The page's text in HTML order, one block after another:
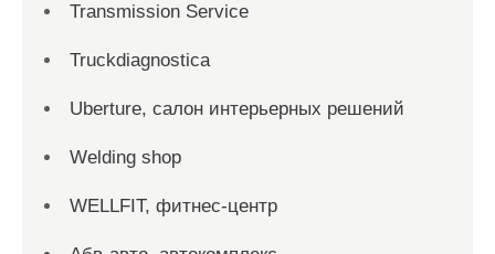
Transmission Service
Truckdiagnostica
Uberture, салон интерьерных решений
Welding shop
WELLFIT, фитнес-центр